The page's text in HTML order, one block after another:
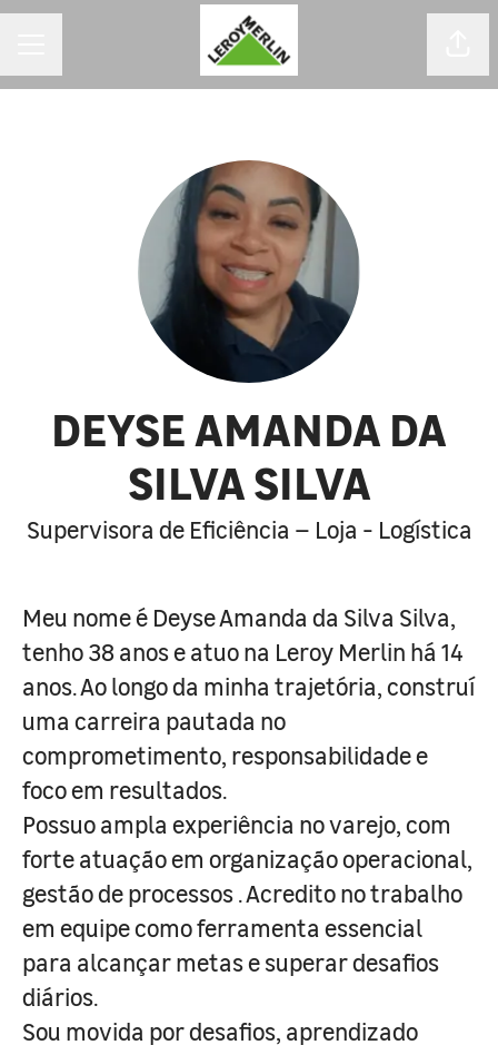
DEYSE AMANDA DA
SILVA SILVA
Supervisora de Eficiência – Loja - Logística
Meu nome é Deyse Amanda da Silva Silva,
tenho 38 anos e atuo na Leroy Merlin há 14
anos. Ao longo da minha trajetória, construí
uma carreira pautada no
comprometimento, responsabilidade e
foco em resultados.
Possuo ampla experiência no varejo, com
forte atuação em organização operacional,
gestão de processos . Acredito no trabalho
em equipe como ferramenta essencial
para alcançar metas e superar desafios
diários.
Sou movida por desafios, aprendizado